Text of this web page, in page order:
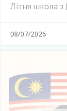
Літня школа з
08/07/2026